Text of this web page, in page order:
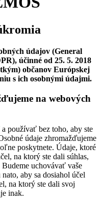
údajov (General
účinné od 25. 5. 2018
občanov Európskej
s ich osobnými údajmi.
na webových
používať bez toho, aby ste
údaje zhromažďujeme
poskytnete. Údaje, ktoré
na ktorý ste dali súhlas,
uchovávať vaše
aby sa dosiahol účel
na ktorý ste dali svoj
inak.